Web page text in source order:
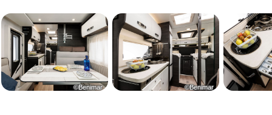
©Benimar ©Benimar